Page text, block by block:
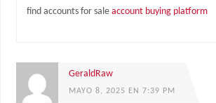
find accounts for sale account buying platform
GeraldRaw
MAYO 8, 2025 EN 7:39 PM